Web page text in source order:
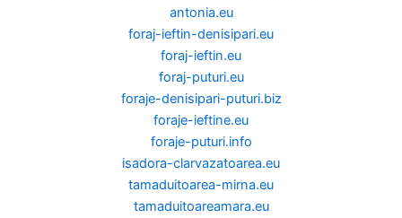
antonia.eu
foraj-ieftin-denisipari.eu
foraj-ieftin.eu
foraj-puturi.eu
foraje-denisipari-puturi.biz
foraje-ieftine.eu
foraje-puturi.info
isadora-clarvazatoarea.eu
tamaduitoarea-mirna.eu
tamaduitoareamara.eu